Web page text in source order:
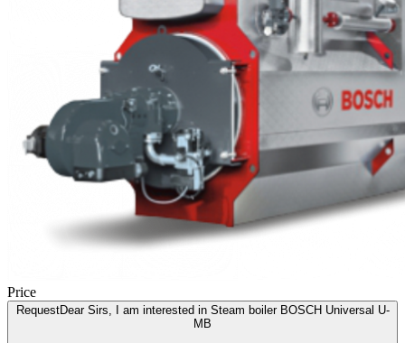
Price
RequestDear Sirs, I am interested in Steam boiler BOSCH Universal U-
MB